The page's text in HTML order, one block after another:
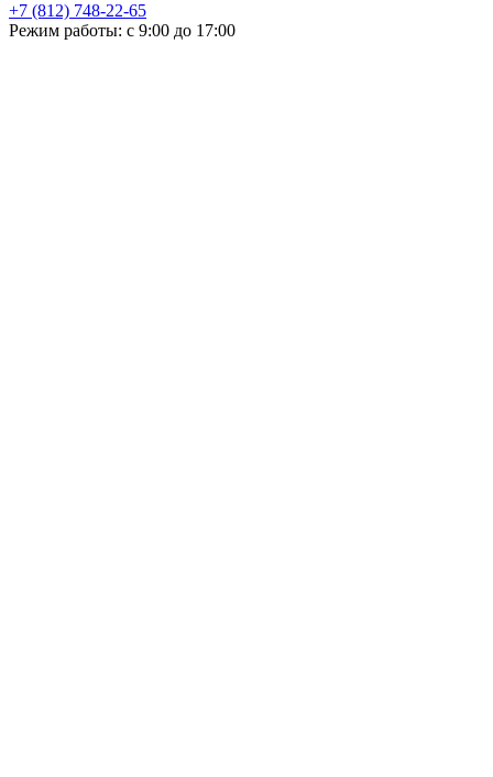
+7 (812) 748-22-65
Режим работы: с 9:00 до 17:00
НЕ НАШЛИ ЧТО ИСКАЛИ